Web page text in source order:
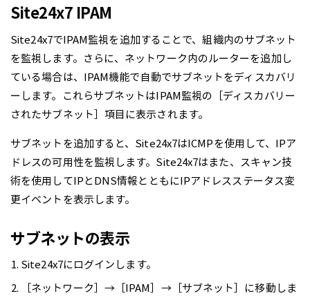
Site24x7 IPAM
Site24x7でIPAM監視を追加することで、組織内のサブネット
を監視します。さらに、ネットワーク内のルーターを追加し
ている場合は、IPAM機能で自動でサブネットをディスカバリ
ーします。これらサブネットはIPAM監視の［ディスカバリー
されたサブネット］項目に表示されます。
サブネットを追加すると、Site24x7はICMPを使用して、IPア
ドレスの可用性を監視します。Site24x7はまた、スキャン技
術を使用してIPとDNS情報とともにIPアドレスステータス変
更イベントを表示します。
サブネットの表示
Site24x7にログインします。
［ネットワーク］→［IPAM］→［サブネット］に移動しま